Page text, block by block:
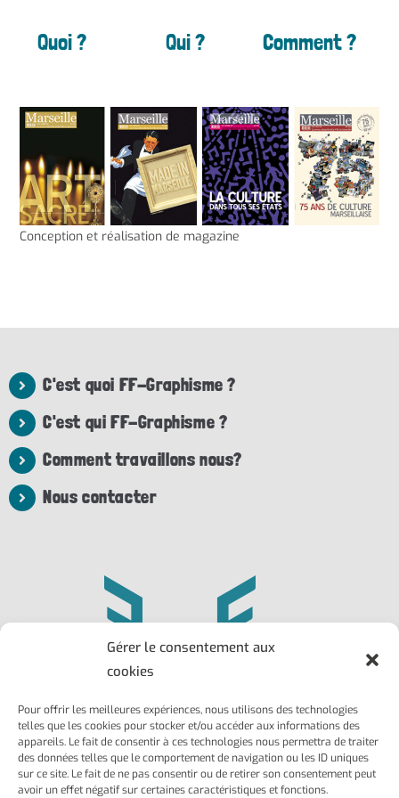
Gérer le consentement aux
cookies
Pour offrir les meilleures expériences, nous utilisons des technologies
telles que les cookies pour stocker et/ou accéder aux informations des
appareils. Le fait de consentir à ces technologies nous permettra de traiter
des données telles que le comportement de navigation ou les ID uniques
sur ce site. Le fait de ne pas consentir ou de retirer son consentement peut
avoir un effet négatif sur certaines caractéristiques et fonctions.
Quoi ? Qui ? Comment ?
Conception et réalisation de magazine
C'est quoi FF-Graphisme ?
C'est qui FF-Graphisme ?
Comment travaillons nous?
Nous contacter
Philippe
Larroque
Marseille 13004
06 22 03 41 88
Frédéric
Ailhaud
Marseille 13002
06 37 75 72 05